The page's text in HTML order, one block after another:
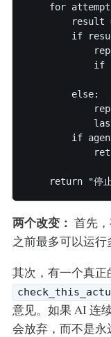
for
result
if
if
        else:
if
两个改变： 首先
之前最多可以运行
其次，有一个真正
意见。如果 AI 连
会放弃，而不是永